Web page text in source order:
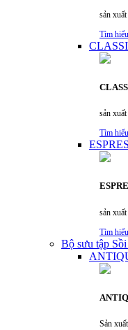
sản
Tìm
sản
Tìm
sản
Tìm
Bộ sưu tập
Sản